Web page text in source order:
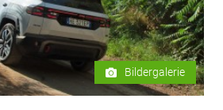
Bildergalerie